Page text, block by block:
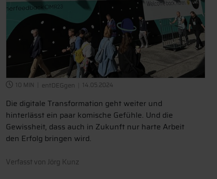
10 MIN entDEGgen 14.05.2024
Die digitale Transformation geht weiter und
hinterlässt ein paar komische Gefühle. Und die
Gewissheit, dass auch in Zukunft nur harte Arbeit
den Erfolg bringen wird.
Verfasst von Jörg Kunz